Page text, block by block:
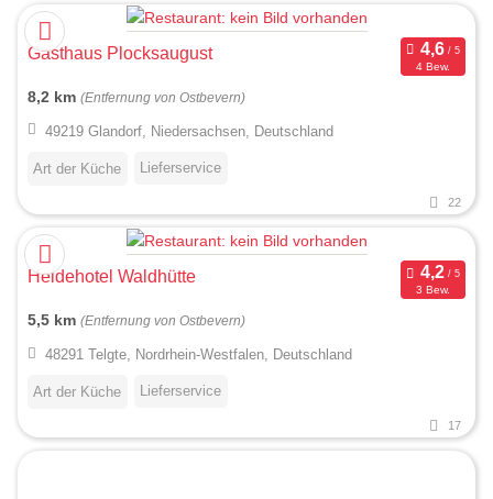
Gasthaus Plocksaugust
4 Bew.
8,2 km (Entfernung von Ostbevern)
49219 Glandorf, Niedersachsen, Deutschland
Art der Küche Lieferservice
22
Heidehotel Waldhütte
3 Bew.
5,5 km (Entfernung von Ostbevern)
48291 Telgte, Nordrhein-Westfalen, Deutschland
Art der Küche Lieferservice
17